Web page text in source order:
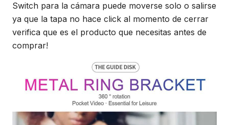
Switch para la cámara puede moverse solo o salirse
ya que la tapa no hace click al momento de cerrar
verifica que es el producto que necesitas antes de
comprar!